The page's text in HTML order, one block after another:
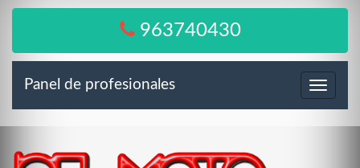
963740430
Menú
Panel de profesionales